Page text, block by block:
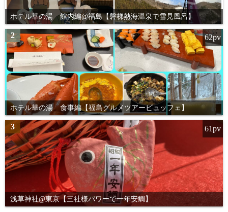
ホテル華の湯 館内編@福島【磐梯熱海温泉で雪見風呂】
2
ホテル華の湯 食事編【福島グルメツアービュッフェ】
62pv
3
浅草神社@東京【三社様パワーで一年安鯛】
61pv